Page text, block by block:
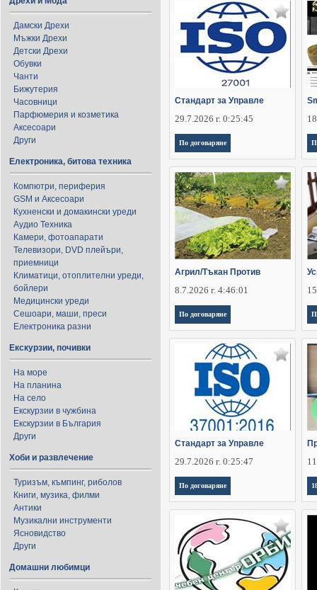
Дамски Дрехи
Мъжки Дрехи
Детски Дрехи
Обувки
Чанти
Бижутерия
Часовници
Парфюмерия и козметика
Аксесоари
Други
Електроника, битова техника
Компютри, периферия
GSM и Аксесоари
Кухненски и домакински уреди
Аудио Техника
Камери, фотоапарати
Телевизори, DVD плейъри,
приемници
Климатици, отоплителни уреди,
бойлери
Медицински уреди
Сешоари, маши, преси
Електроника разни
Екскурзии, почивки
На море
На планина
На село
Екскурзии в чужбина
Екскурзии в България
Други
Хоби и развлечение
Туризъм, къмпинг, риболов
Книги, музика, филми
Антики
Музикални инструменти
Ясновидство
Други
Домашни любимци
Стандарт за Управле
29.7.2026 г. 0:25:45
По договаряне
Агрил/Тъкан Против
8.7.2026 г. 4:46:01
По договаряне
Стандарт за Управле
29.7.2026 г. 0:25:47
По договаряне